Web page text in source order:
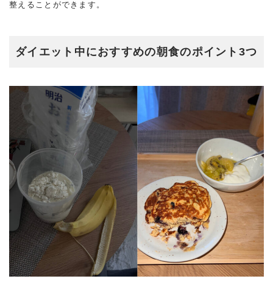
整えることができます。
ダイエット中におすすめの朝食のポイント3つ